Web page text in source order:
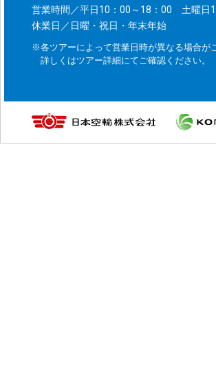
営業時間／平日10：00～18：00 土曜日
休業日／日曜・祝日・年末年始
※各ツアーによって営業日時が異なる場合が
詳しくはツアー詳細にてご確認ください。